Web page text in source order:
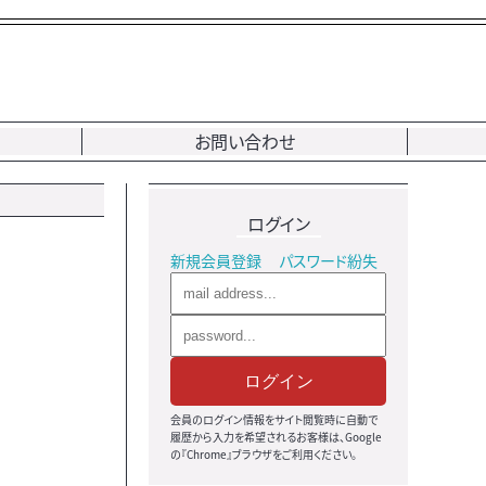
お問い合わせ
ログイン
新規会員登録 パスワード紛失
ログイン
会員のログイン情報をサイト閲覧時に自動で
履歴から入力を希望されるお客様は、Google
の『Chrome』ブラウザをご利用ください。